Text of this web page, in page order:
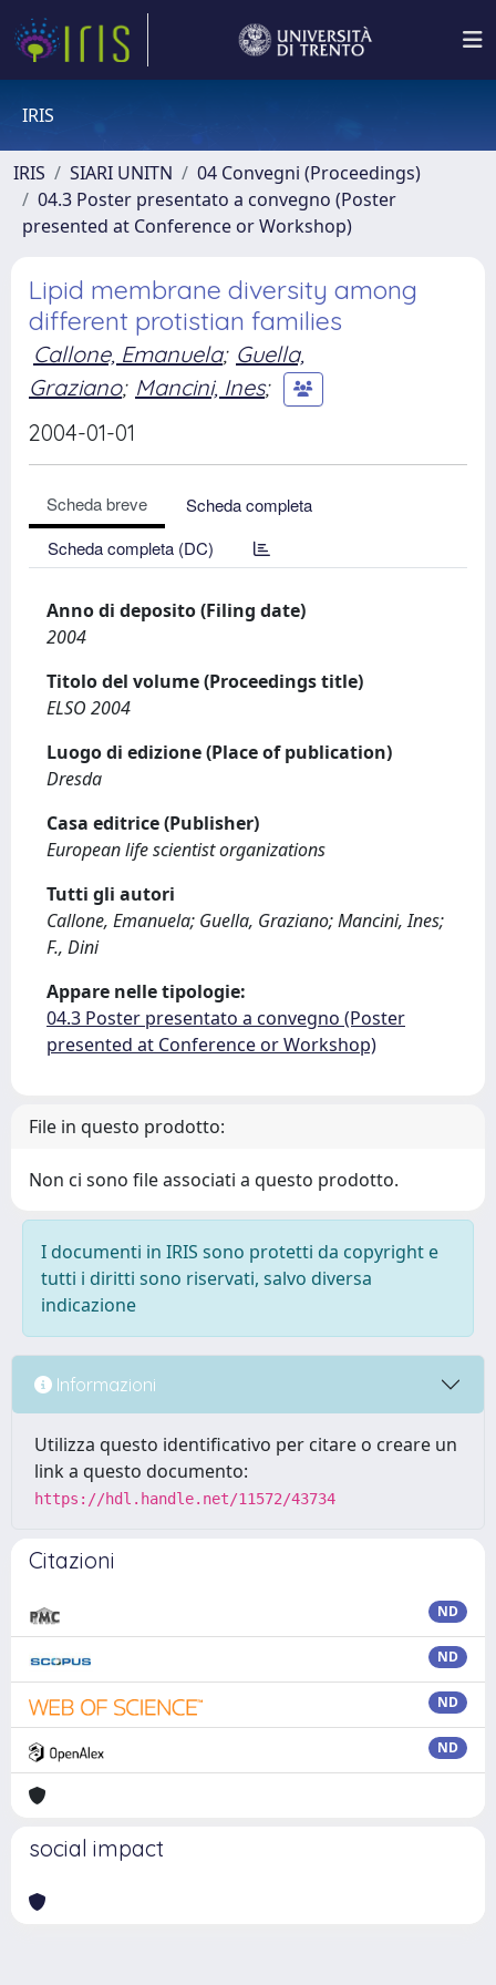
IRIS
IRIS SIARI UNITN
04 Convegni (Proceedings)
04.3 Poster presentato a convegno (Poster
presented at Conference or Workshop)
Lipid membrane diversity among
different protistian families
Callone, Emanuela; Guella,
Graziano; Mancini, Ines;
2004-01-01
Scheda breve
Scheda completa
Scheda completa (DC)
Anno di deposito (Filing date)
2004
Titolo del volume (Proceedings title)
ELSO 2004
Luogo di edizione (Place of publication)
Dresda
Casa editrice (Publisher)
European life scientist organizations
Tutti gli autori
Callone, Emanuela; Guella, Graziano; Mancini, Ines;
F., Dini
Appare nelle tipologie:
04.3 Poster presentato a convegno (Poster
presented at Conference or Workshop)
File in questo prodotto:
Non ci sono file associati a questo prodotto.
I documenti in IRIS sono protetti da copyright e
tutti i diritti sono riservati, salvo diversa
indicazione
Informazioni
Utilizza questo identificativo per citare o creare un
link a questo documento:
https://hdl.handle.net/11572/43734
Citazioni
ND
ND
ND
ND
social impact